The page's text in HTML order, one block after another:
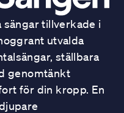
sängar tillverkade i
utvalda
ställbara
genomtänkt
för din kropp. En